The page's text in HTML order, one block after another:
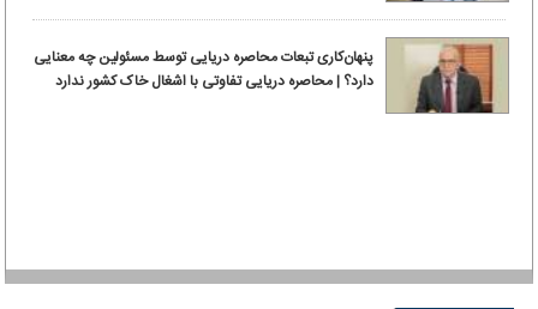
پنهان‌کاری تبعات محاصره دریایی توسط مسئولین چه معنایی
دارد؟ | محاصره دریایی تفاوتی با اشغال خاک کشور ندارد